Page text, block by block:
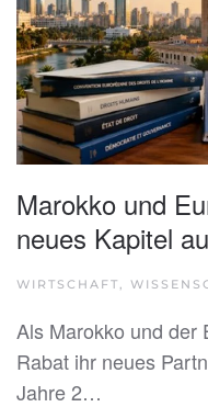
Marokko und
neues Kapitel
WIRTSCHAFT,
Als Marokko und der
Rabat ihr neues
Jahre 2…